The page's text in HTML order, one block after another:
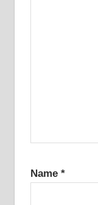
Name *